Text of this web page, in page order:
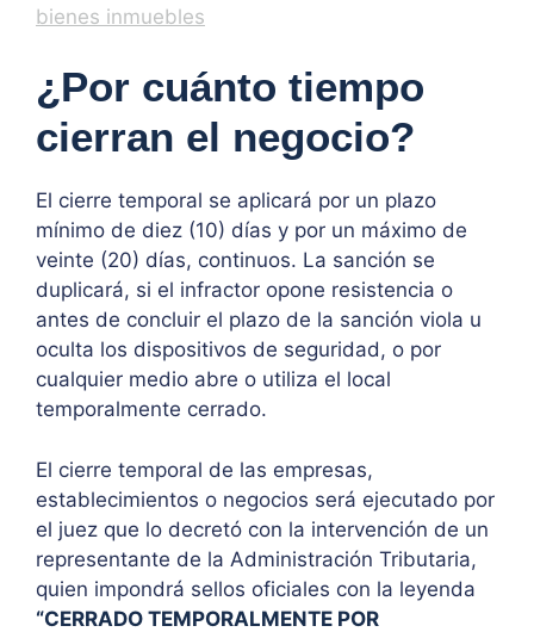
bienes inmuebles
¿Por cuánto tiempo
cierran el negocio?
El cierre temporal se aplicará por un plazo
mínimo de diez (10) días y por un máximo de
veinte (20) días, continuos. La sanción se
duplicará, si el infractor opone resistencia o
antes de concluir el plazo de la sanción viola u
oculta los dispositivos de seguridad, o por
cualquier medio abre o utiliza el local
temporalmente cerrado.
El cierre temporal de las empresas,
establecimientos o negocios será ejecutado por
el juez que lo decretó con la intervención de un
representante de la Administración Tributaria,
quien impondrá sellos oficiales con la leyenda
“CERRADO TEMPORALMENTE POR